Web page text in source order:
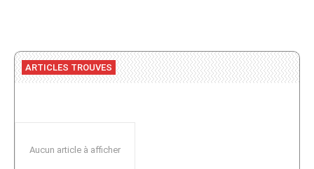
ARTICLES TROUVES
Aucun article à afficher